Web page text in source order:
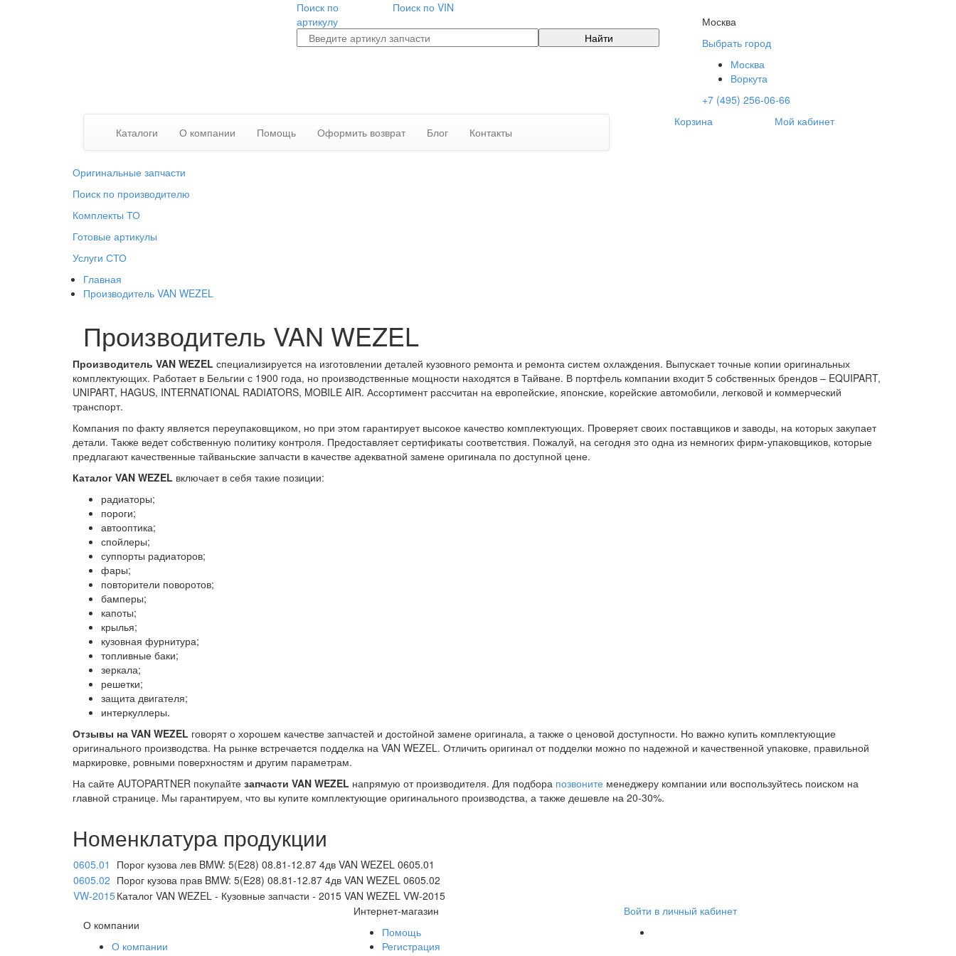
Поиск по
артикулу
Поиск по VIN
Найти
Москва
Выбрать город
Москва
Воркута
+7 (495) 256-06-66
Каталоги О компании Помощь Оформить возврат Блог Контакты
Корзина Мой кабинет
Оригинальные запчасти
Поиск по производителю
Комплекты ТО
Готовые артикулы
Услуги СТО
Главная
Производитель VAN WEZEL
Производитель VAN WEZEL
Производитель VAN WEZEL специализируется на изготовлении деталей кузовного ремонта и ремонта систем охлаждения. Выпускает точные копии оригинальных
комплектующих. Работает в Бельгии с 1900 года, но производственные мощности находятся в Тайване. В портфель компании входит 5 собственных брендов – EQUIPART,
UNIPART, HAGUS, INTERNATIONAL RADIATORS, MOBILE AIR. Ассортимент рассчитан на европейские, японские, корейские автомобили, легковой и коммерческий
транспорт.
Компания по факту является переупаковщиком, но при этом гарантирует высокое качество комплектующих. Проверяет своих поставщиков и заводы, на которых закупает
детали. Также ведет собственную политику контроля. Предоставляет сертификаты соответствия. Пожалуй, на сегодня это одна из немногих фирм-упаковщиков, которые
предлагают качественные тайваньские запчасти в качестве адекватной замене оригинала по доступной цене.
Каталог VAN WEZEL включает в себя такие позиции:
радиаторы;
пороги;
автооптика;
спойлеры;
суппорты радиаторов;
фары;
повторители поворотов;
бамперы;
капоты;
крылья;
кузовная фурнитура;
топливные баки;
зеркала;
решетки;
защита двигателя;
интеркуллеры.
Отзывы на VAN WEZEL говорят о хорошем качестве запчастей и достойной замене оригинала, а также о ценовой доступности. Но важно купить комплектующие
оригинального производства. На рынке встречается подделка на VAN WEZEL. Отличить оригинал от подделки можно по надежной и качественной упаковке, правильной
маркировке, ровными поверхностям и другим параметрам.
На сайте AUTOPARTNER покупайте запчасти VAN WEZEL напрямую от производителя. Для подбора позвоните менеджеру компании или воспользуйтесь поиском на
главной странице. Мы гарантируем, что вы купите комплектующие оригинального производства, а также дешевле на 20-30%.
Номенклатура продукции
0605.01
Порог кузова лев BMW: 5(E28) 08.81-12.87 4дв VAN WEZEL 0605.01
0605.02 Порог кузова прав BMW: 5(E28) 08.81-12.87 4дв VAN WEZEL 0605.02
VW-2015Каталог VAN WEZEL - Кузовные запчасти - 2015 VAN WEZEL VW-2015
О компании
О компании
Интернет-магазин
Помощь
Регистрация
Войти в личный кабинет